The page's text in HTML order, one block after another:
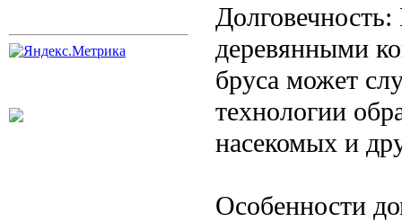
деревянными
бруса может
технологии
насекомых и
Особенности